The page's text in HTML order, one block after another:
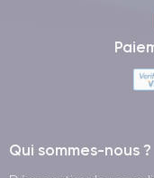
Qui sommes-nous ?